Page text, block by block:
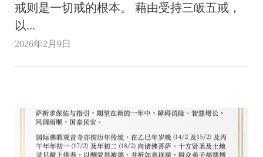
戒则是一切戒的根本。 藉由受持三皈五戒，
以...
2026年2月9日